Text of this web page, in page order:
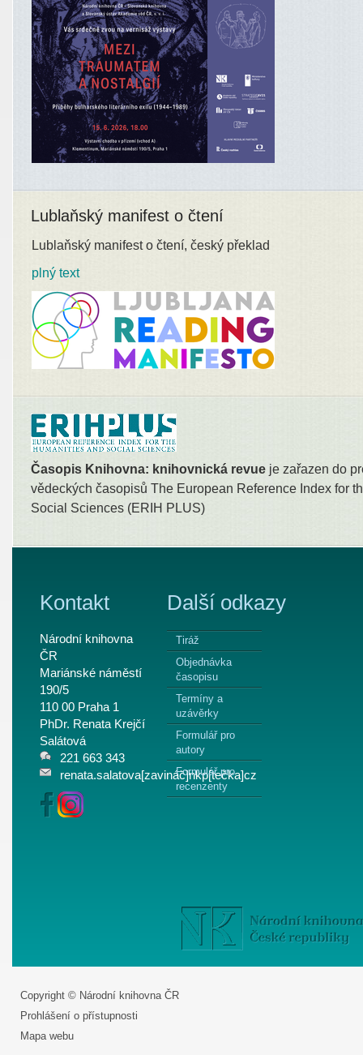
Lublaňský manifest o čtení
Lublaňský manifest o čtení, český překlad
plný text
Časopis Knihovna: knihovnická revue je zařazen do
vědeckých časopisů The European Reference Index for
Social Sciences (ERIH PLUS)
Kontakt
Národní knihovna
ČR
Mariánské náměstí
190/5
110 00 Praha 1
PhDr. Renata Krejčí
Salátová
221 663 343
renata.salatova[zavináč]nkp[tečka]cz
Další odkazy
Tiráž
Objednávka
časopisu
Termíny a
uzávěrky
Formulář pro
autory
Formulář pro
recenzenty
Copyright © Národní knihovna ČR
Prohlášení o přístupnosti
Mapa webu